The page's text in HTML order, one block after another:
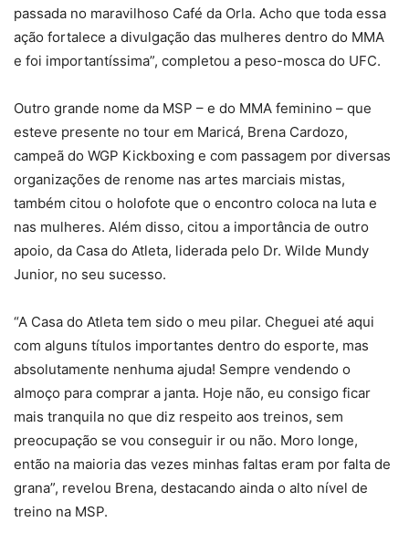
passada no maravilhoso Café da Orla. Acho que toda essa
ação fortalece a divulgação das mulheres dentro do MMA
e foi importantíssima”, completou a peso-mosca do UFC.
Outro grande nome da MSP – e do MMA feminino – que
esteve presente no tour em Maricá, Brena Cardozo,
campeã do WGP Kickboxing e com passagem por diversas
organizações de renome nas artes marciais mistas,
também citou o holofote que o encontro coloca na luta e
nas mulheres. Além disso, citou a importância de outro
apoio, da Casa do Atleta, liderada pelo Dr. Wilde Mundy
Junior, no seu sucesso.
“A Casa do Atleta tem sido o meu pilar. Cheguei até aqui
com alguns títulos importantes dentro do esporte, mas
absolutamente nenhuma ajuda! Sempre vendendo o
almoço para comprar a janta. Hoje não, eu consigo ficar
mais tranquila no que diz respeito aos treinos, sem
preocupação se vou conseguir ir ou não. Moro longe,
então na maioria das vezes minhas faltas eram por falta de
grana”, revelou Brena, destacando ainda o alto nível de
treino na MSP.